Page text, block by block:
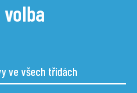
volba
ve všech třídách